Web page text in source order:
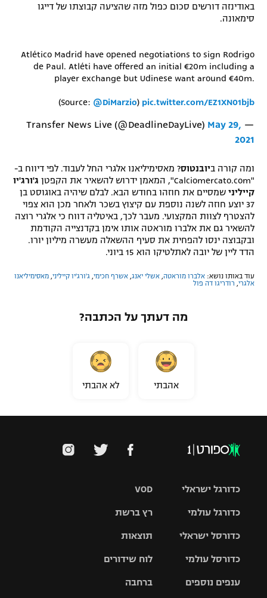
באודינזה דורשים סכום כפול מזה שהציעה קבוצתו של דייגו
סימאונה.
Atlético Madrid have opened negotiations to sign Rodrigo
de Paul. Atléti have offered an initial €20m including a
player exchange but Udinese want around €40m.
(Source: @DiMarzio) pic.twitter.com/EZ1XN01bjb
— Transfer News Live (@DeadlineDayLive)
May 29,
2021
ומה קורה ביובנטוס? מאסימיליאנו אלגרי החל לעבוד. לפי דיווח ב-
"Calciomercato.com", המאמן ידרוש להשאיר את הקפטן
ג'ורג'יו
קייליני שמסיים את חוזהו בחודש הבא. לבלם שיהיה באוגוסט בן
37 יוצע חוזה לשנה נוספת עם קיצוץ בשכר ולאחר מכן הוא צפוי
להצטרף לצוות המקצועי. מעבר לכך, באיטליה דווח כי אלגרי רוצה
להשאיר גם את אלברו מוראטה אותו אימן בקדנצייה הקודמת
ובקבוצה ינסו להפחית את סעיף ההשאלה מעשרה מיליון יורו.
הדד ליין של יובה לאתלטיקו הוא 15 ביוני.
עוד באותו נושא: אלברו מוראטה אשלי יאנג אשרף חכימי ג'ורג'יו קייליני מאסימיליאנו
אלגרי רודריגו דה פול
מה דעתך על הכתבה?
אהבתי לא אהבתי
VOD
רץ ברשת
תוצאות
לוח שידורים
ברחבה
כדורגל ישראלי
גביע הטוטו
כדורגל עולמי
האלופות
ליגה
כדורסל ישראלי
סל
כדורסל עולמי
ענפים נוספים